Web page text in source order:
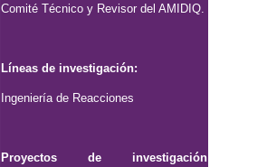
Comité Técnico y Revisor del AMIDIQ.
Líneas de investigación:
Ingeniería de Reacciones
Proyectos de investigación